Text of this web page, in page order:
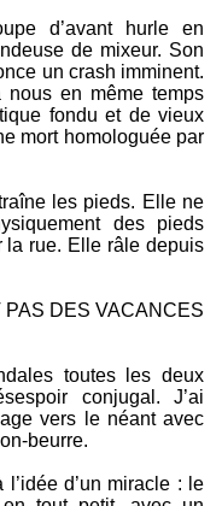
d’avant hurle en
de mixeur. Son
un crash imminent.
nous en même temps
fondu et de vieux
mort homologuée par
les pieds. Elle ne
des pieds
la rue. Elle râle depuis
DES VACANCES
toutes les deux
conjugal. J’ai
vers le néant avec
beurre.
d’un miracle : le